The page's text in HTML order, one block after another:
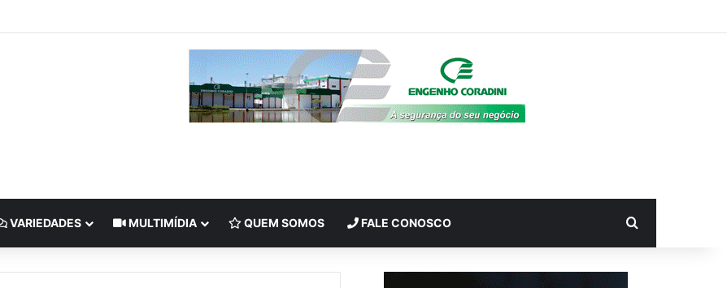
VARIEDADES MULTIMÍDIA QUEM SOMOS FALE CONOSCO